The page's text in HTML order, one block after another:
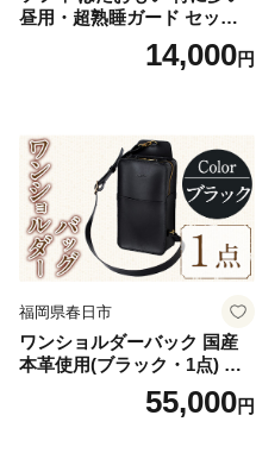
昼用・超熟睡ガード セット
羽付き ナプキン 生理用品 サ
ニタリー ユニ・チャーム
14,000円
福岡県春日市
ワンショルダーバック 国産
本革使用(ブラック・1点) 鞄
バック バッグ カバン レザー
国産 日本製 牛革 黒 革 革製
55,000円